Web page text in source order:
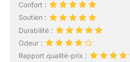
Confort :
Soutien :
Durabilité :
Odeur :
Rapport qualité-prix :